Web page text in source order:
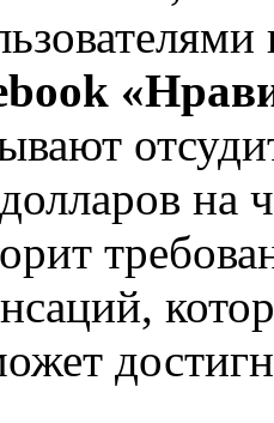
на